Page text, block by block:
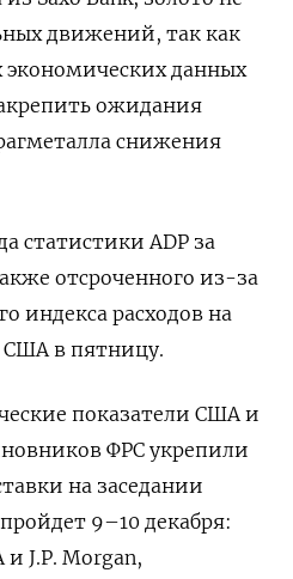
движений, так как
данных
ожидания
снижения
статистики ADP за
отсроченного из-за
индекса расходов на
США в пятницу.
показатели США и
ФРС укрепили
на заседании
9–10 декабря:
J.P. Morgan,